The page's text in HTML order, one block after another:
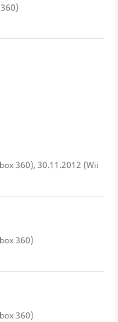
360), 30.11.2012 (Wii
360)
360)